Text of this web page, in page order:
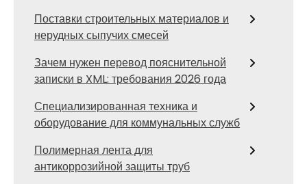
Поставки строительных материалов и
нерудных сыпучих смесей
Зачем нужен перевод пояснительной
записки в XML: требования 2026 года
Специализированная техника и
оборудование для коммунальных служб
Полимерная лента для
антикоррозийной защиты труб